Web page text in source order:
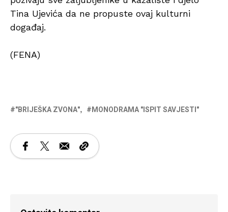
Tina Ujevića da ne propuste ovaj kulturni
događaj.
(FENA)
"BRIJEŠKA ZVONA" MONODRAMA "ISPIT SAVJESTI"